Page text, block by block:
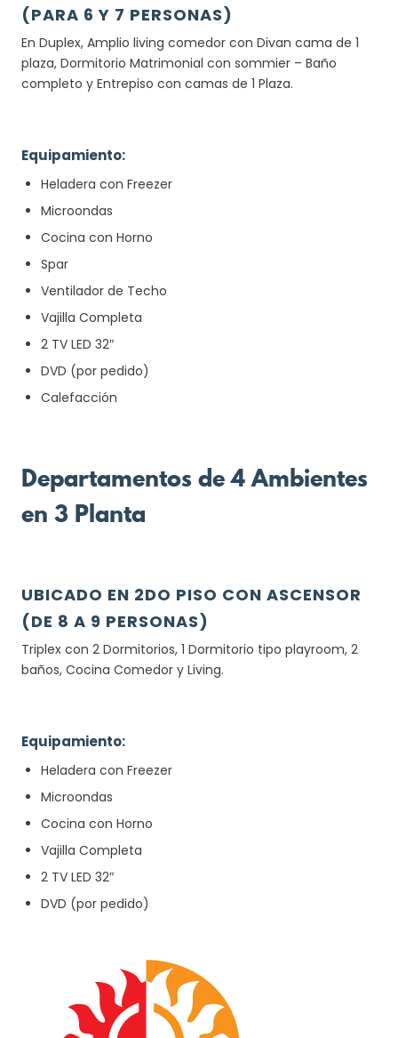
(PARA 6 Y 7 PERSONAS)
En Duplex, Amplio living comedor con Divan cama de 1
plaza, Dormitorio Matrimonial con sommier – Baño
completo y Entrepiso con camas de 1 Plaza.
Equipamiento:
Heladera con Freezer
Microondas
Cocina con Horno
Spar
Ventilador de Techo
Vajilla Completa
2 TV LED 32″
DVD (por pedido)
Calefacción
Departamentos de 4 Ambientes
en 3 Planta
UBICADO EN 2DO PISO CON ASCENSOR
(DE 8 A 9 PERSONAS)
Triplex con 2 Dormitorios, 1 Dormitorio tipo playroom, 2
baños, Cocina Comedor y Living.
Equipamiento:
Heladera con Freezer
Microondas
Cocina con Horno
Vajilla Completa
2 TV LED 32″
DVD (por pedido)